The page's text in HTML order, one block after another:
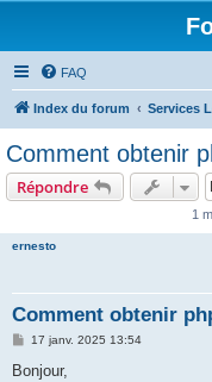
FAQ
Index du forum Services
Comment obtenir
Répondre
1
ernesto
Comment obtenir
M
s
17 janv. 2025 13:54
Bonjour,